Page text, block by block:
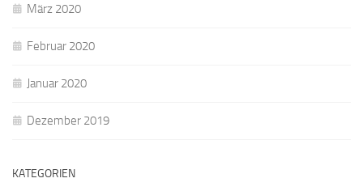
März 2020
Februar 2020
Januar 2020
Dezember 2019
KATEGORIEN